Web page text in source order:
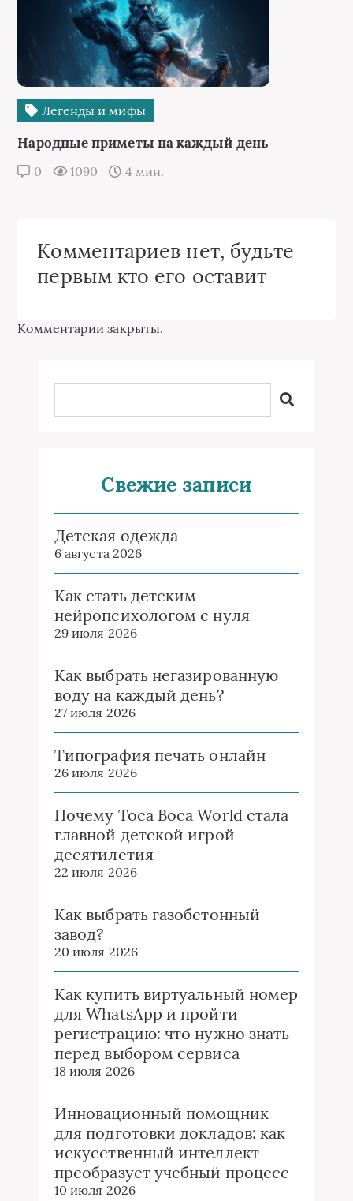
Легенды и мифы
Народные приметы на каждый день
0 1090 4 мин.
Комментариев нет, будьте
первым кто его оставит
Комментарии закрыты.
Свежие записи
Детская одежда
6 августа 2026
Как стать детским
нейропсихологом с нуля
29 июля 2026
Как выбрать негазированную
воду на каждый день?
27 июля 2026
Типография печать онлайн
26 июля 2026
Почему Toca Boca World стала
главной детской игрой
десятилетия
22 июля 2026
Как выбрать газобетонный
завод?
20 июля 2026
Как купить виртуальный номер
для WhatsApp и пройти
регистрацию: что нужно знать
перед выбором сервиса
18 июля 2026
Инновационный помощник
для подготовки докладов: как
искусственный интеллект
преобразует учебный процесс
10 июля 2026